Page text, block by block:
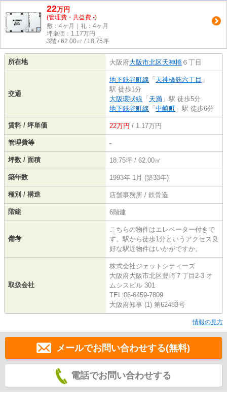
22万円
(管理費・共益費 -)
敷：4ヶ月｜礼：4ヶ月
坪単価： 1.17万円
3階 / 62.00㎡ / 18.75坪
所在地 大阪府大阪市北区天神橋 ６丁目
交通
地下鉄谷町線 「 天神橋筋六丁目 」
駅 徒歩1分
大阪環状線 「 天満 」駅 徒歩5分
地下鉄谷町線 「 中崎町 」駅 徒歩6分
賃料 / 坪単価 22万円 / 1.17万円
管理費等 -
坪数 / 面積 18.75坪 / 62.00㎡
築年数 1993年 1月 (築33年)
種別 / 構造 店舗事務所 / 鉄骨造
階建 6階建
備考
こちらの物件はエレベーター付きで
す。駅から徒歩1分というアクセス良
好な駅近物件はいかがですか。
取扱会社
株式会社ジェットシティーズ
大阪府大阪市北区豊崎７丁目2-3 オ
ムシスビル 301
TEL:06-6459-7809
大阪府知事 (1) 第62483号
情報の見方
メールでお問い合わせする(無料)
電話でお問い合わせする